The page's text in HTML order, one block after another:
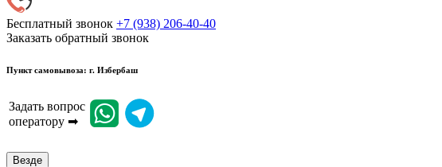
Бесплатный звонок +7 (938) 206-40-40
Заказать обратный звонок
Пункт самовывоза: г. Избербаш
Задать вопрос
оператору ➡
Везде